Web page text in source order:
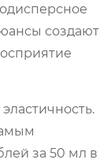
создают
за 50 мл в